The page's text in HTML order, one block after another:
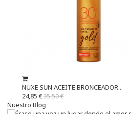
NUXE SUN ACEITE BRONCEADOR...
24,85 €35,50 €
Nuestro Blog